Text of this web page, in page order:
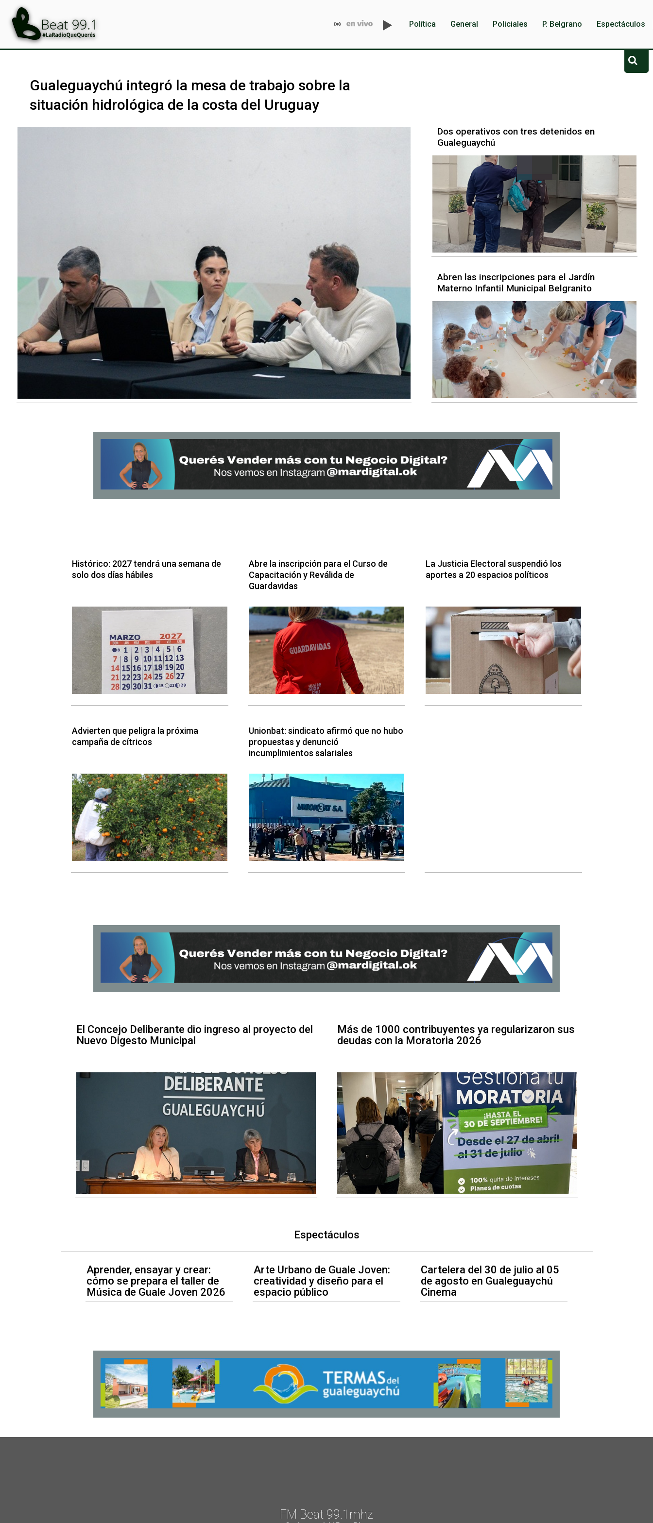
Política General Policiales P. Belgrano Espectáculos
Gualeguaychú integró la mesa de trabajo sobre la
situación hidrológica de la costa del Uruguay
Dos operativos con tres detenidos en
Gualeguaychú
Abren las inscripciones para el Jardín
Materno Infantil Municipal Belgranito
Histórico: 2027 tendrá una semana de
solo dos días hábiles
Abre la inscripción para el Curso de
Capacitación y Reválida de
Guardavidas
La Justicia Electoral suspendió los
aportes a 20 espacios políticos
Advierten que peligra la próxima
campaña de cítricos
Unionbat: sindicato afirmó que no hubo
propuestas y denunció
incumplimientos salariales
El Concejo Deliberante dio ingreso al proyecto del
Nuevo Digesto Municipal
Más de 1000 contribuyentes ya regularizaron sus
deudas con la Moratoria 2026
Espectáculos
Aprender, ensayar y crear:
cómo se prepara el taller de
Música de Guale Joven 2026
Arte Urbano de Guale Joven:
creatividad y diseño para el
espacio público
Cartelera del 30 de julio al 05
de agosto en Gualeguaychú
Cinema
FM Beat 99.1mhz